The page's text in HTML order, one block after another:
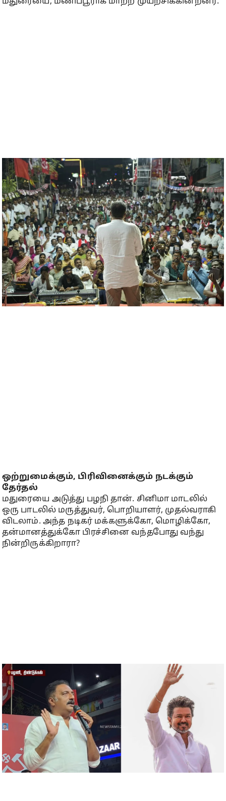
ஒற்றுமைக்கும், பிரிவினைக்கும் நடக்கும்
தேர்தல்
மதுரையை அடுத்து பழநி தான். சினிமா மாடலில்
ஒரு பாடலில் மருத்துவர், பொறியாளர், முதல்வராகி
விடலாம். அந்த நடிகர் மக்களுக்கோ, மொழிக்கோ,
தன்மானத்துக்கோ பிரச்சினை வந்தபோது வந்து
நின்றிருக்கிறாரா?